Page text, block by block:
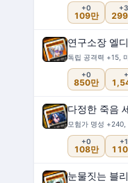
+0
109만
+3
연구소장 엘
독립 공격력 +15,
+0
850만
다정한 죽음
모험가 명성
+0
108만
+1
눈물짓는 블